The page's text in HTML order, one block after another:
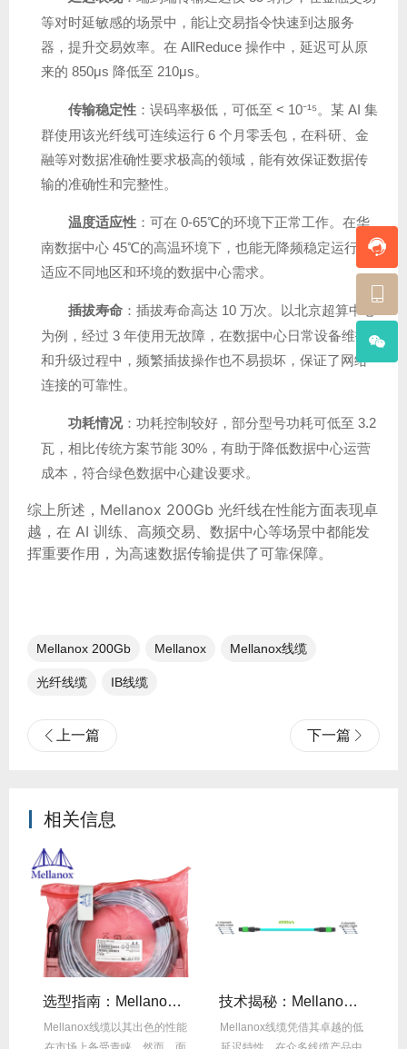
等对时延敏感的场景中，能让交易指令快速到达服务
器，提升交易效率。在 AllReduce 操作中，延迟可从原
来的 850μs 降低至 210μs。
传输稳定性 ：误码率极低，可低至 < 10⁻¹⁵。某 AI 集
群使用该光纤线可连续运行 6 个月零丢包，在科研、金
融等对数据准确性要求极高的领域，能有效保证数据传
输的准确性和完整性。
温度适应性 ：可在 0-65℃的环境下正常工作。在华
南数据中心 45℃的高温环境下，也能无降频稳定运行，
适应不同地区和环境的数据中心需求。
插拔寿命 ：插拔寿命高达 10 万次。以北京超算中心
为例，经过 3 年使用无故障，在数据中心日常设备维护
和升级过程中，频繁插拔操作也不易损坏，保证了网络
连接的可靠性。
功耗情况：功耗控制较好，部分型号功耗可低至 3.2
瓦，相比传统方案节能 30%，有助于降低数据中心运营
成本，符合绿色数据中心建设要求。
综上所述，Mellanox 200Gb 光纤线在性能方面表现卓
越，在 AI 训练、高频交易、数据中心等场景中都能发
挥重要作用，为高速数据传输提供了可靠保障。
Mellanox 200Gb​ Mellanox Mellanox线缆
光纤线缆​ IB线缆​
上一篇 下一篇
相关信息
选型指南：Mellanox线缆带宽怎么选？看完这篇不纠结！
Mellanox线缆以其出色的性能
技术揭秘：Mellanox线缆低延迟背后的“信号优化”黑科技！
Mellanox线缆凭借其卓越的低